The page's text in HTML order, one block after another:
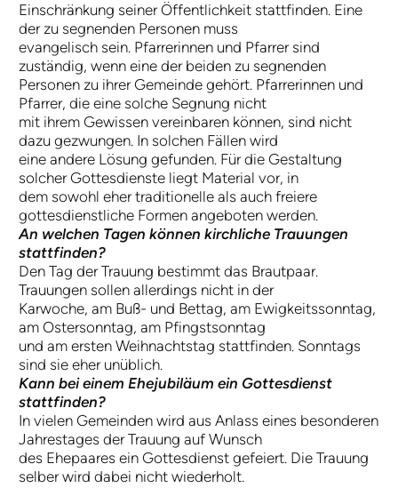
Einschränkung seiner Öffentlichkeit stattfinden. Eine
der zu segnenden Personen muss
evangelisch sein. Pfarrerinnen und Pfarrer sind
zuständig, wenn eine der beiden zu segnenden
Personen zu ihrer Gemeinde gehört. Pfarrerinnen und
Pfarrer, die eine solche Segnung nicht
mit ihrem Gewissen vereinbaren können, sind nicht
dazu gezwungen. In solchen Fällen wird
eine andere Lösung gefunden. Für die Gestaltung
solcher Gottesdienste liegt Material vor, in
dem sowohl eher traditionelle als auch freiere
gottesdienstliche Formen angeboten werden.
An welchen Tagen können kirchliche Trauungen
stattfinden?
Den Tag der Trauung bestimmt das Brautpaar.
Trauungen sollen allerdings nicht in der
Karwoche, am Buß- und Bettag, am Ewigkeitssonntag,
am Ostersonntag, am Pfingstsonntag
und am ersten Weihnachtstag stattfinden. Sonntags
sind sie eher unüblich.
Kann bei einem Ehejubiläum ein Gottesdienst
stattfinden?
In vielen Gemeinden wird aus Anlass eines besonderen
Jahrestages der Trauung auf Wunsch
des Ehepaares ein Gottesdienst gefeiert. Die Trauung
selber wird dabei nicht wiederholt.